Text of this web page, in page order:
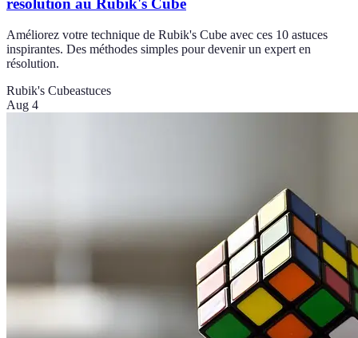
résolution au Rubik's Cube
Améliorez votre technique de Rubik's Cube avec ces 10 astuces
inspirantes. Des méthodes simples pour devenir un expert en
résolution.
Rubik's Cubeastuces
Aug 4